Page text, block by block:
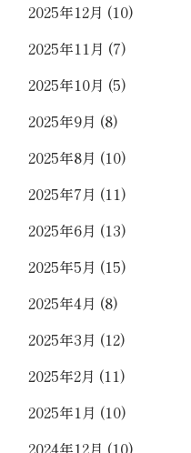
2025年12月 (10)
2025年11月 (7)
2025年10月 (5)
2025年9月 (8)
2025年8月 (10)
2025年7月 (11)
2025年6月 (13)
2025年5月 (15)
2025年4月 (8)
2025年3月 (12)
2025年2月 (11)
2025年1月 (10)